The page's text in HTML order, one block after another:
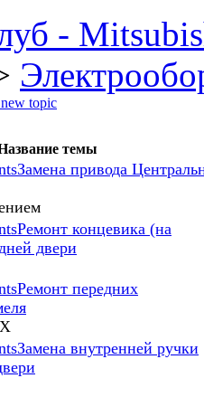
-
темы
Замена привода
Ремонт концевика (на
двери
Ремонт передних
Замена внутренней ручки